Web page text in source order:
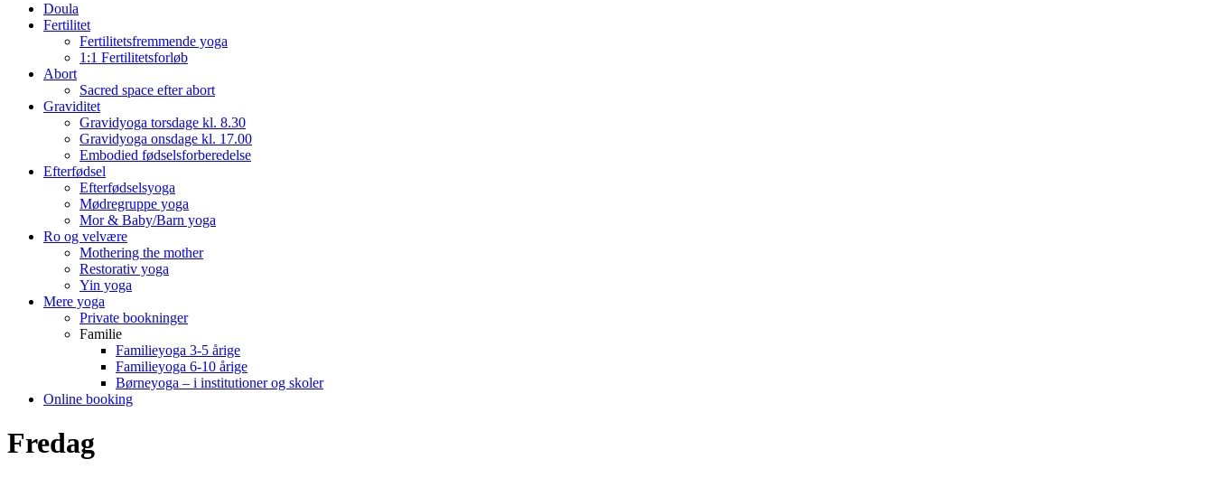
Doula
Fertilitet
Fertilitetsfremmende yoga
1:1 Fertilitetsforløb
Abort
Sacred space efter abort
Graviditet
Gravidyoga torsdage kl. 8.30
Gravidyoga onsdage kl. 17.00
Embodied fødselsforberedelse
Efterfødsel
Efterfødselsyoga
Mødregruppe yoga
Mor & Baby/Barn yoga
Ro og velvære
Mothering the mother
Restorativ yoga
Yin yoga
Mere yoga
Private bookninger
Familie
Familieyoga 3-5 årige
Familieyoga 6-10 årige
Børneyoga – i institutioner og skoler
Online booking
Fredag